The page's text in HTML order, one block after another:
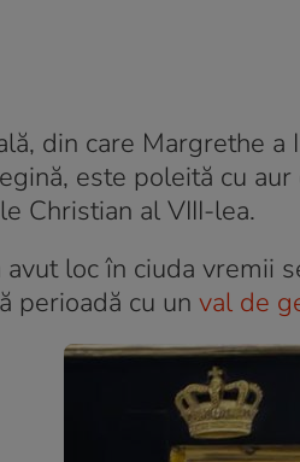
din care Margrethe
este poleită cu
Christian al VIII-lea.
avut loc în ciuda vremii
perioadă cu un val de